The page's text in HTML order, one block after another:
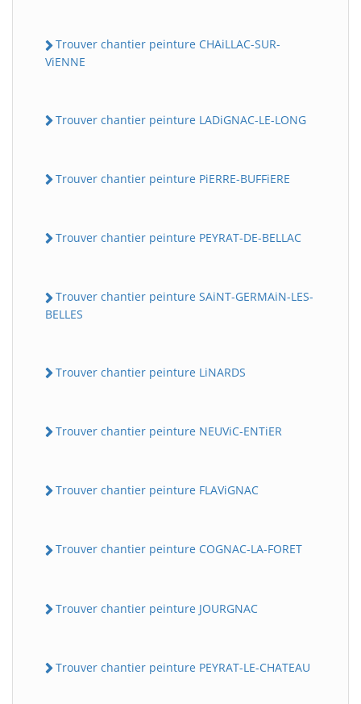
Trouver chantier peinture CHAiLLAC-SUR-
ViENNE
Trouver chantier peinture LADiGNAC-LE-LONG
Trouver chantier peinture PiERRE-BUFFiERE
Trouver chantier peinture PEYRAT-DE-BELLAC
Trouver chantier peinture SAiNT-GERMAiN-LES-
BELLES
Trouver chantier peinture LiNARDS
Trouver chantier peinture NEUViC-ENTiER
Trouver chantier peinture FLAViGNAC
Trouver chantier peinture COGNAC-LA-FORET
Trouver chantier peinture JOURGNAC
Trouver chantier peinture PEYRAT-LE-CHATEAU